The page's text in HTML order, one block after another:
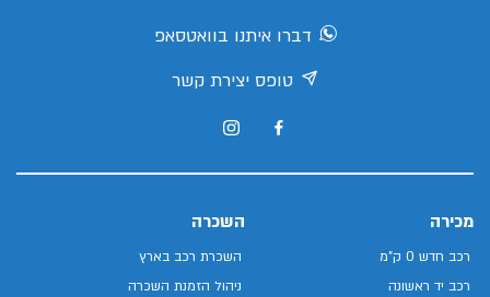
דברו איתנו בוואטסאפ
טופס יצירת קשר
מכירה
רכב חדש 0 ק"מ
רכב יד ראשונה
השכרה
השכרת רכב בארץ
ניהול הזמנת השכרה